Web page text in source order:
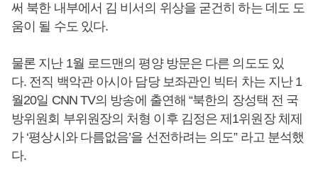
써 북한 내부에서 김 비서의 위상을 굳건히 하는 데도 도
움이 될 수도 있다.
물론 지난 1월 로드맨의 평양 방문은 다른 의도도 있
다. 전직 백악관 아시아 담당 보좌관인 빅터 차는 지난 1
월20일 CNN TV의 방송에 출연해 “북한의 장성택 전 국
방위원회 부위원장의 처형 이후 김정은 제1위원장 체제
가 ‘평상시와 다름없음’을 선전하려는 의도” 라고 분석했
다.